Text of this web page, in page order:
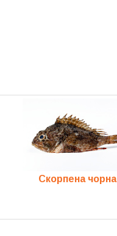
Скорпена чорна